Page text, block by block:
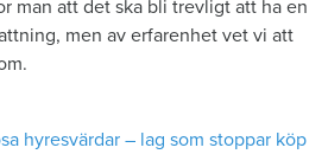
man att det ska bli trevligt att ha en
men av erfarenhet vet vi att
hyresvärdar – lag som stoppar köp